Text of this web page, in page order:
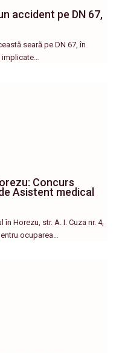
accident pe DN 67,
seară pe DN 67, în
implicate…
Concurs
Asistent medical
Horezu, str. A. I. Cuza nr. 4,
ocuparea…